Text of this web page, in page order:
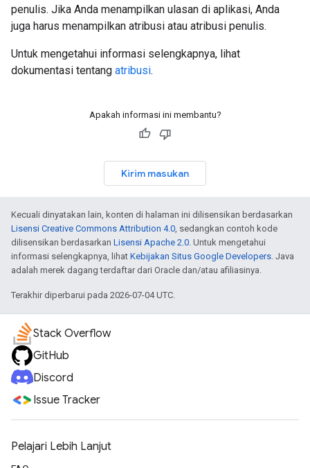
penulis. Jika Anda menampilkan ulasan di aplikasi, Anda
juga harus menampilkan atribusi atau atribusi penulis.
Untuk mengetahui informasi selengkapnya, lihat
dokumentasi tentang atribusi.
Apakah informasi ini membantu?
Kirim masukan
Kecuali dinyatakan lain, konten di halaman ini dilisensikan berdasarkan
Lisensi Creative Commons Attribution 4.0, sedangkan contoh kode
dilisensikan berdasarkan Lisensi Apache 2.0. Untuk mengetahui
informasi selengkapnya, lihat Kebijakan Situs Google Developers. Java
adalah merek dagang terdaftar dari Oracle dan/atau afiliasinya.
Terakhir diperbarui pada 2026-07-04 UTC.
Stack Overflow
GitHub
Discord
Issue Tracker
Pelajari Lebih Lanjut